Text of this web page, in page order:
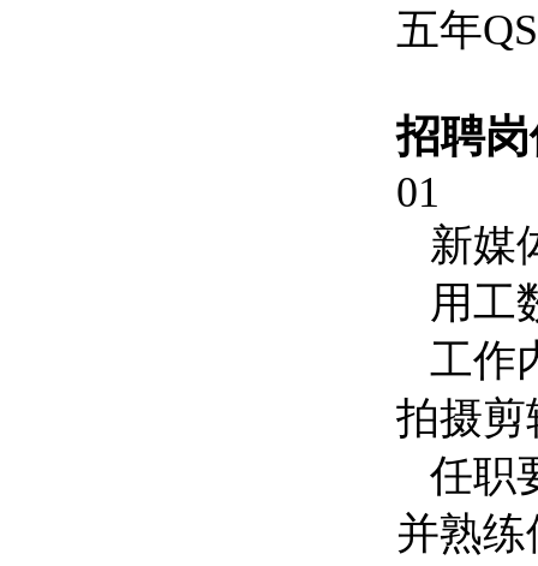
五年
招聘
01
新媒
用工
工作
拍摄剪
任职
并熟练